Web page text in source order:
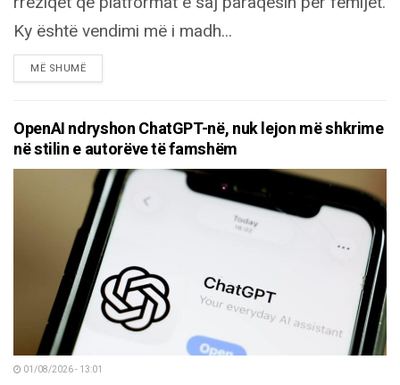
Ky është vendimi më i madh...
MË SHUMËDETAILS
OpenAI ndryshon ChatGPT-në, nuk lejon më shkrime
në stilin e autorëve të famshëm
01/08/2026 - 13:01